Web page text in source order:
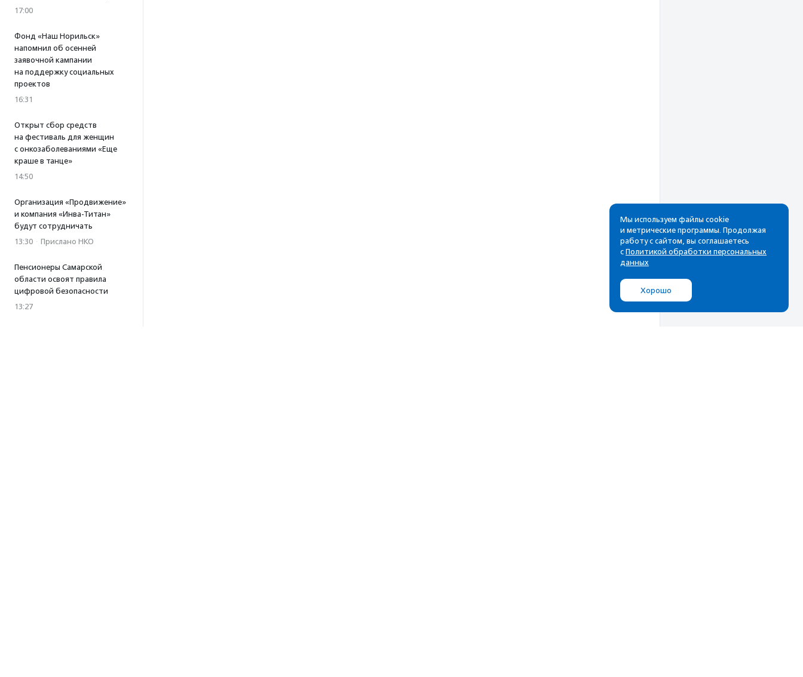
17:00
Фонд «Наш Норильск»
напомнил об осенней
заявочной кампании
на поддержку социальных
проектов
16:31
Открыт сбор средств
на фестиваль для женщин
с онкозаболеваниями «Еще
краше в танце»
14:50
Организация «Продвижение»
и компания «Инва-Титан»
будут сотрудничать
13:30 · Прислано НКО
Пенсионеры Самарской
области освоят правила
цифровой безопасности
13:27
Рассылка
Cамые свежие новости,
почтовом ящике
Мы используем файлы cookie
и метрические программы. Продолжая
работу с сайтом, вы соглашаетесь
с Политикой обработки персональных
данных
Хорошо